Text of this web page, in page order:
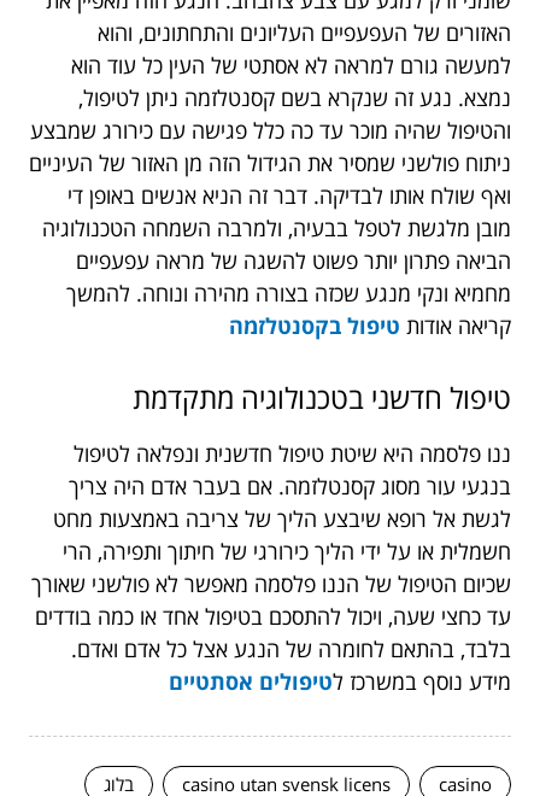
האזורים של העפעפיים העליונים והתחתונים, והוא
למעשה גורם למראה לא אסתטי של העין כל עוד הוא
נמצא. נגע זה שנקרא בשם קסנטלזמה ניתן לטיפול,
והטיפול שהיה מוכר עד כה כלל פגישה עם כירורג שמבצע
ניתוח פולשני שמסיר את הגידול הזה מן האזור של העיניים
ואף שולח אותו לבדיקה. דבר זה הניא אנשים באופן די
מובן מלגשת לטפל בבעיה, ולמרבה השמחה הטכנולוגיה
הביאה פתרון יותר פשוט להשגה של מראה עפעפיים
מחמיא ונקי מנגע שכזה בצורה מהירה ונוחה. להמשך
קריאה אודות טיפול בקסנטלזמה
טיפול חדשני בטכנולוגיה מתקדמת
ננו פלסמה היא שיטת טיפול חדשנית ונפלאה לטיפול
בנגעי עור מסוג קסנטלזמה. אם בעבר אדם היה צריך
לגשת אל רופא שיבצע הליך של צריבה באמצעות מחט
חשמלית או על ידי הליך כירורגי של חיתוך ותפירה, הרי
שכיום הטיפול של הננו פלסמה מאפשר לא פולשני שאורך
עד כחצי שעה, ויכול להתסכם בטיפול אחד או כמה בודדים
בלבד, בהתאם לחומרה של הנגע אצל כל אדם ואדם.
מידע נוסף במשרכז לטיפולים אסתטיים
casino
casino utan svensk licens
בלוג